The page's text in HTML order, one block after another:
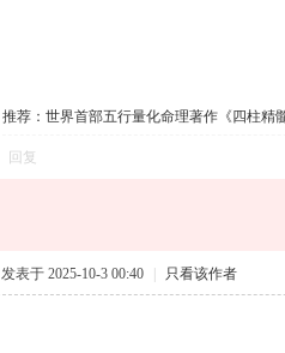
推荐：世界首部五行量化命理著作《四柱精
回复
发表于 2025-10-3 00:40 只看该作者